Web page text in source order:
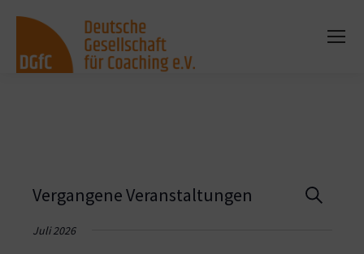
Suche
Vergangene Veranstaltungen
Juli 2026